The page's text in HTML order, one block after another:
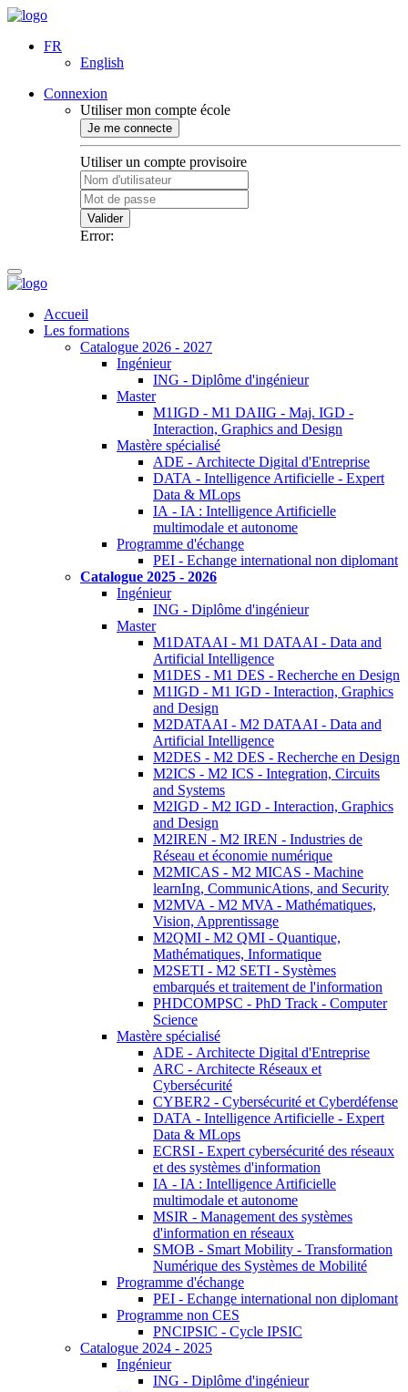
FR
English
Connexion
Utiliser mon compte école
Je me connecte
Utiliser un compte provisoire
Valider
Error:
Accueil
Les formations
Catalogue 2026 - 2027
Ingénieur
ING - Diplôme d'ingénieur
Master
M1IGD - M1 DAIIG - Maj. IGD -
Interaction, Graphics and Design
Mastère spécialisé
ADE - Architecte Digital d'Entreprise
DATA - Intelligence Artificielle - Expert
Data & MLops
IA - IA : Intelligence Artificielle
multimodale et autonome
Programme d'échange
PEI - Echange international non diplomant
Catalogue 2025 - 2026
Ingénieur
ING - Diplôme d'ingénieur
Master
M1DATAAI - M1 DATAAI - Data and
Artificial Intelligence
M1DES - M1 DES - Recherche en Design
M1IGD - M1 IGD - Interaction, Graphics
and Design
M2DATAAI - M2 DATAAI - Data and
Artificial Intelligence
M2DES - M2 DES - Recherche en Design
M2ICS - M2 ICS - Integration, Circuits
and Systems
M2IGD - M2 IGD - Interaction, Graphics
and Design
M2IREN - M2 IREN - Industries de
Réseau et économie numérique
M2MICAS - M2 MICAS - Machine
learnIng, CommunicAtions, and Security
M2MVA - M2 MVA - Mathématiques,
Vision, Apprentissage
M2QMI - M2 QMI - Quantique,
Mathématiques, Informatique
M2SETI - M2 SETI - Systèmes
embarqués et traitement de l'information
PHDCOMPSC - PhD Track - Computer
Science
Mastère spécialisé
ADE - Architecte Digital d'Entreprise
ARC - Architecte Réseaux et
Cybersécurité
CYBER2 - Cybersécurité et Cyberdéfense
DATA - Intelligence Artificielle - Expert
Data & MLops
ECRSI - Expert cybersécurité des réseaux
et des systèmes d'information
IA - IA : Intelligence Artificielle
multimodale et autonome
MSIR - Management des systèmes
d'information en réseaux
SMOB - Smart Mobility - Transformation
Numérique des Systèmes de Mobilité
Programme d'échange
PEI - Echange international non diplomant
Programme non CES
PNCIPSIC - Cycle IPSIC
Catalogue 2024 - 2025
Ingénieur
ING - Diplôme d'ingénieur